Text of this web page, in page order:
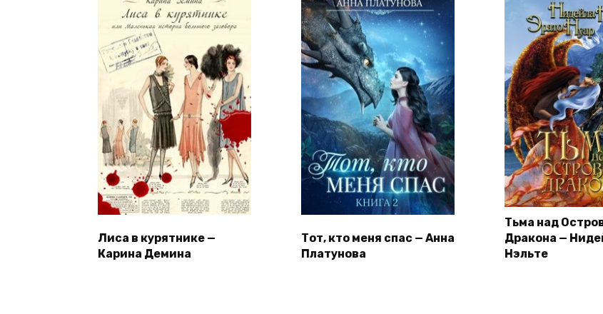
Лиса в курятнике —
Карина Демина
Тот, кто меня спас — Анна
Платунова
Тьма над
Дракона —
Нэльте